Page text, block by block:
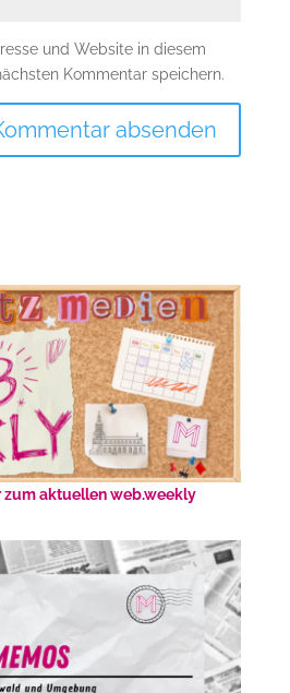
und Website in diesem
Kommentar speichern.
zum aktuellen web.weekly